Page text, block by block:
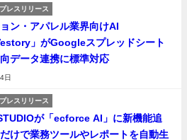
レスリリース
ン・アパレル業界向けAI
」がGoogleスプレッドシート
データ連携に標準対応
日
レスリリース
が「ecforce AI」に新機能追
けで業務ツールやレポートを自動生